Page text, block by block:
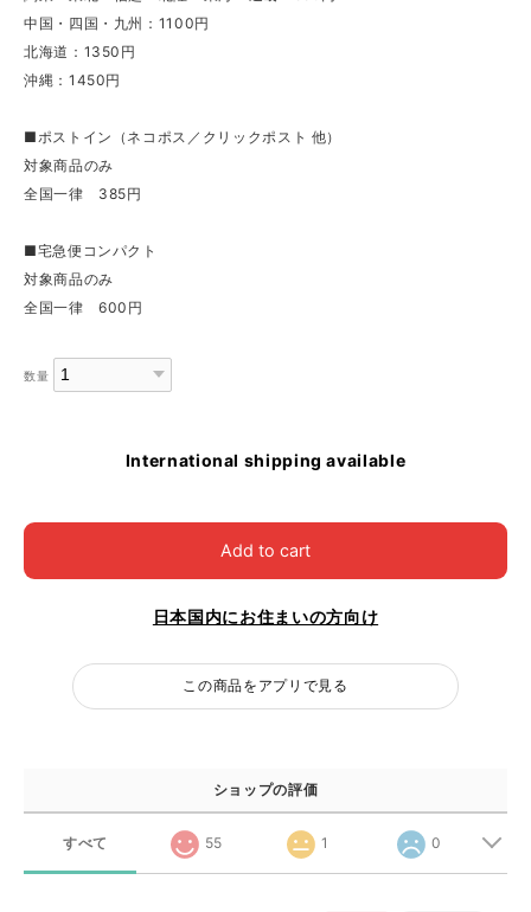
中国・四国・九州：1100円
北海道：1350円
沖縄：1450円
■ポストイン（ネコポス／クリックポスト 他）
対象商品のみ
全国一律 385円
■宅急便コンパクト
対象商品のみ
全国一律 600円
数量
International shipping available
Add to cart
日本国内にお住まいの方向け
この商品をアプリで見る
ショップの評価
すべて 55 1 0